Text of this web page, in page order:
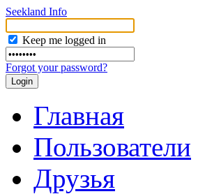
Seekland Info
Keep me logged in
Forgot your password?
Главная
Пользователи
Друзья